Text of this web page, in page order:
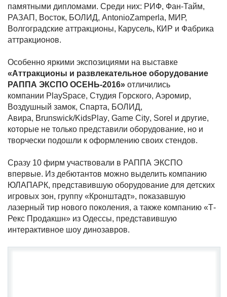
памятными дипломами. Среди них: РИФ, Фан-Тайм,
РАЗАП, Восток, БОЛИД, AntonioZamperla, МИР,
Волгоградские аттракционы, Карусель, КИР и Фабрика
аттракционов.
Особенно яркими экспозициями на выставке
«Аттракционы и развлекательное оборудование
РАППА ЭКСПО ОСЕНЬ-2016» отличились
компании PlaySpace, Студия Горского, Аэромир,
Воздушный замок, Спарта, БОЛИД,
Авира, Brunswick/KidsPlay, Game City, Sorel и другие,
которые не только представили оборудование, но и
творчески подошли к оформлению своих стендов.
Сразу 10 фирм участвовали в РАППА ЭКСПО
впервые. Из дебютантов можно выделить компанию
ЮЛАПАРК, представившую оборудование для детских
игровых зон, группу «Кронштадт», показавшую
лазерный тир нового поколения, а также компанию «Т-
Рекс Продакшн» из Одессы, представившую
интерактивное шоу динозавров.